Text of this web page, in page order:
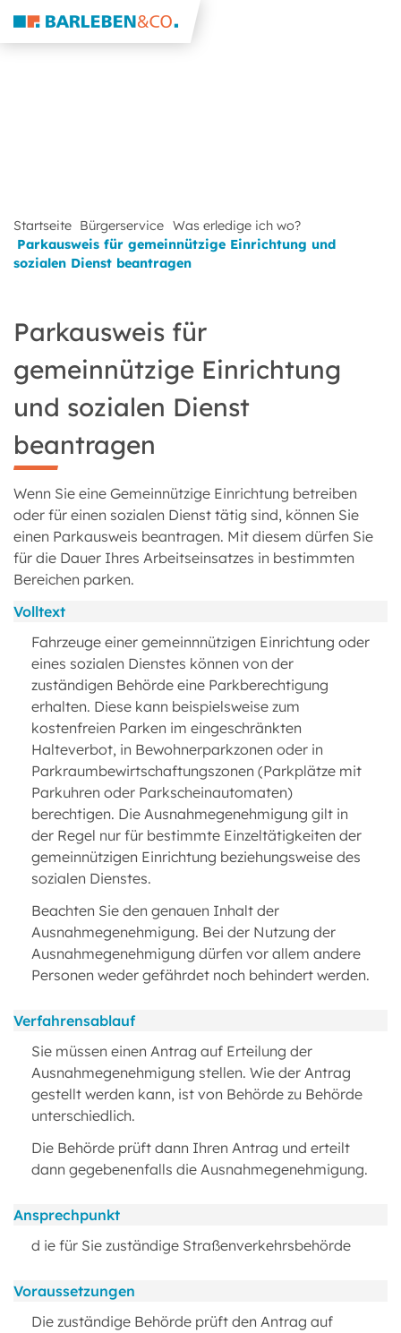
Startseite Bürgerservice Was erledige ich wo?
Parkausweis für gemeinnützige Einrichtung und
sozialen Dienst beantragen
Parkausweis für
gemeinnützige Einrichtung
und sozialen Dienst
beantragen
Wenn Sie eine Gemeinnützige Einrichtung betreiben
oder für einen sozialen Dienst tätig sind, können Sie
einen Parkausweis beantragen. Mit diesem dürfen Sie
für die Dauer Ihres Arbeitseinsatzes in bestimmten
Bereichen parken.
Volltext
Fahrzeuge einer gemeinnnützigen Einrichtung oder
eines sozialen Dienstes können von der
zuständigen Behörde eine Parkberechtigung
erhalten. Diese kann beispielsweise zum
kostenfreien Parken im eingeschränkten
Halteverbot, in Bewohnerparkzonen oder in
Parkraumbewirtschaftungszonen (Parkplätze mit
Parkuhren oder Parkscheinautomaten)
berechtigen. Die Ausnahmegenehmigung gilt in
der Regel nur für bestimmte Einzeltätigkeiten der
gemeinnützigen Einrichtung beziehungsweise des
sozialen Dienstes.
Beachten Sie den genauen Inhalt der
Ausnahmegenehmigung. Bei der Nutzung der
Ausnahmegenehmigung dürfen vor allem andere
Personen weder gefährdet noch behindert werden.
Verfahrensablauf
Sie müssen einen Antrag auf Erteilung der
Ausnahmegenehmigung stellen. Wie der Antrag
gestellt werden kann, ist von Behörde zu Behörde
unterschiedlich.
Die Behörde prüft dann Ihren Antrag und erteilt
dann gegebenenfalls die Ausnahmegenehmigung.
Ansprechpunkt
d ie für Sie zuständige Straßenverkehrsbehörde
Voraussetzungen
Die zuständige Behörde prüft den Antrag auf